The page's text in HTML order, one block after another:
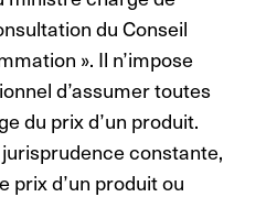
du Conseil
». Il n’impose
d’assumer toutes
du prix d’un produit.
jurisprudence constante,
prix d’un produit ou